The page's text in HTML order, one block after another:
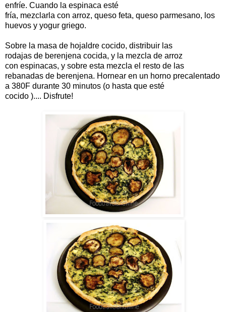
enfríe. Cuando la espinaca esté
fría, mezclarla con arroz, queso feta, queso parmesano, los
huevos y yogur griego.
Sobre la masa de hojaldre cocido, distribuir las
rodajas de berenjena cocida, y la mezcla de arroz
con espinacas, y sobre esta mezcla el resto de las
rebanadas de berenjena. Hornear en un horno precalentado
a 380F durante 30 minutos (o hasta que esté
cocido ).... Disfrute!